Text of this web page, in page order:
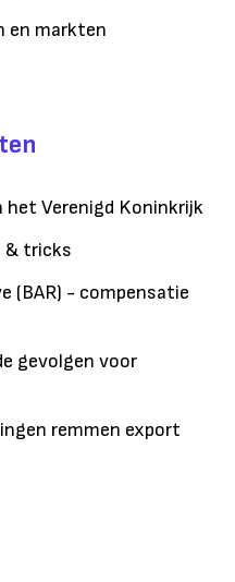
en markten
het Verenigd Koninkrijk
& tricks
(BAR) - compensatie
gevolgen voor
remmen export